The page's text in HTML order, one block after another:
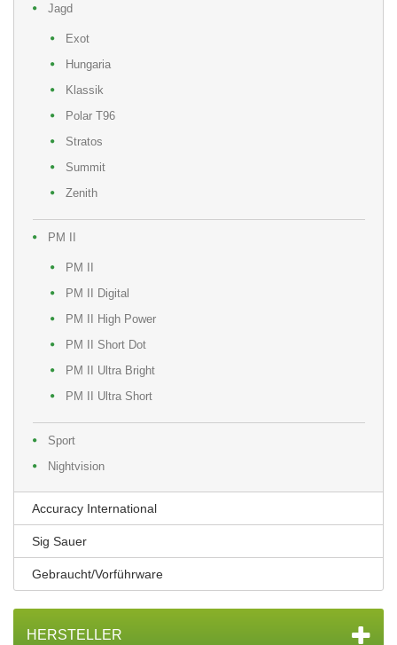
Jagd
Exot
Hungaria
Klassik
Polar T96
Stratos
Summit
Zenith
PM II
PM II
PM II Digital
PM II High Power
PM II Short Dot
PM II Ultra Bright
PM II Ultra Short
Sport
Nightvision
Accuracy International
Sig Sauer
Gebraucht/Vorführware
HERSTELLER